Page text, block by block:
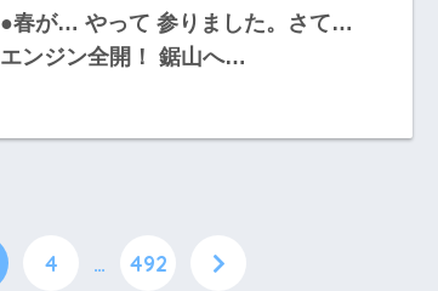
●春が… やって 参りました。さて…
エンジン全開！ 鋸山へ…
4 … 492